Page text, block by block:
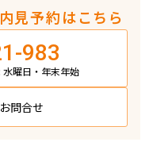
見予約はこちら
983
曜日・年末年始
お問合せ